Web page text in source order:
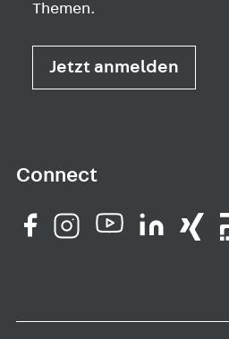
Themen.
Jetzt anmelden
Connect